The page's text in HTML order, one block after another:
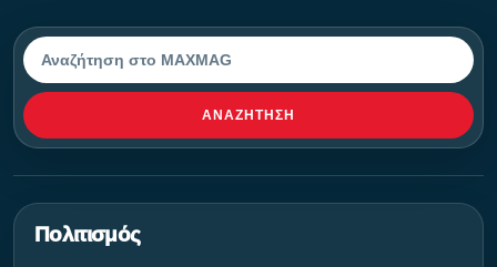
Αναζήτηση
ΑΝΑΖΉΤΗΣΗ
Πολιτισμός